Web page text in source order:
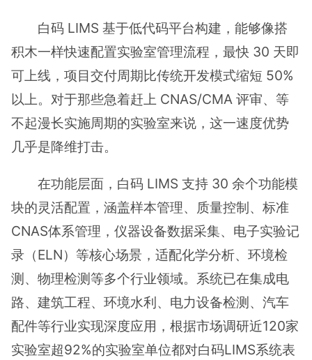
白码 LIMS 基于低代码平台构建，能够像搭
积木一样快速配置实验室管理流程，最快 30 天即
可上线，项目交付周期比传统开发模式缩短 50%
以上。对于那些急着赶上 CNAS/CMA 评审、等
不起漫长实施周期的实验室来说，这一速度优势
几乎是降维打击。
在功能层面，白码 LIMS 支持 30 余个功能模
块的灵活配置，涵盖样本管理、质量控制、标准
CNAS体系管理，仪器设备数据采集、电子实验记
录（ELN）等核心场景，适配化学分析、环境检
测、物理检测等多个行业领域。系统已在集成电
路、建筑工程、环境水利、电力设备检测、汽车
配件等行业实现深度应用，根据市场调研近120家
实验室超92%的实验室单位都对白码LIMS系统表